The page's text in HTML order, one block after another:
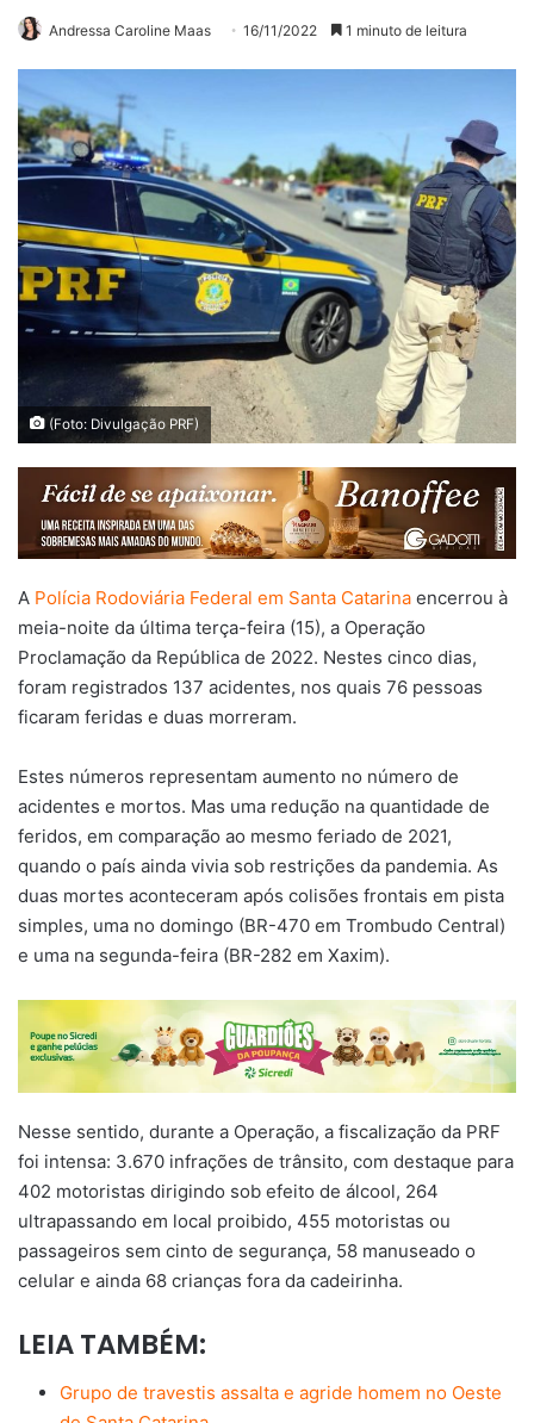
Andressa Caroline Maas 16/11/2022 1 minuto de leitura
(Foto: Divulgação PRF)
A Polícia Rodoviária Federal em Santa Catarina encerrou à
meia-noite da última terça-feira (15), a Operação
Proclamação da República de 2022. Nestes cinco dias,
foram registrados 137 acidentes, nos quais 76 pessoas
ficaram feridas e duas morreram.
Estes números representam aumento no número de
acidentes e mortos. Mas uma redução na quantidade de
feridos, em comparação ao mesmo feriado de 2021,
quando o país ainda vivia sob restrições da pandemia. As
duas mortes aconteceram após colisões frontais em pista
simples, uma no domingo (BR-470 em Trombudo Central)
e uma na segunda-feira (BR-282 em Xaxim).
Nesse sentido, durante a Operação, a fiscalização da PRF
foi intensa: 3.670 infrações de trânsito, com destaque para
402 motoristas dirigindo sob efeito de álcool, 264
ultrapassando em local proibido, 455 motoristas ou
passageiros sem cinto de segurança, 58 manuseado o
celular e ainda 68 crianças fora da cadeirinha.
LEIA TAMBÉM:
Grupo de travestis assalta e agride homem no Oeste